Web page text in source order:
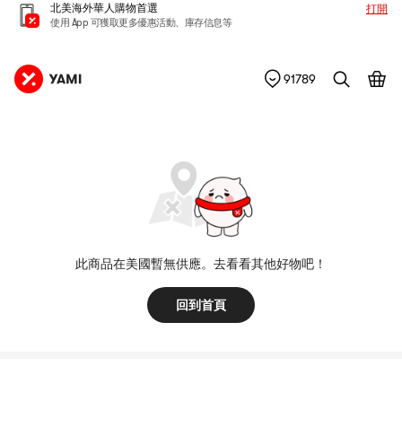
北美海外華人購物首選
使用 App 可獲取更多優惠活動、庫存信息等
打開
91789
此商品在美國暫無供應。去看看其他好物吧！
回到首頁